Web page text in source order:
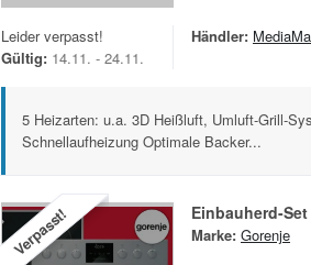
Leider verpasst!
Gültig: 14.11. - 24.11.
Händler:
5 Heizarten: u.a. 3D Heißluft, Umluft-Grill-
Schnellaufheizung Optimale Backer...
Verpasst! Einbauherd-Set
Marke: Gorenje